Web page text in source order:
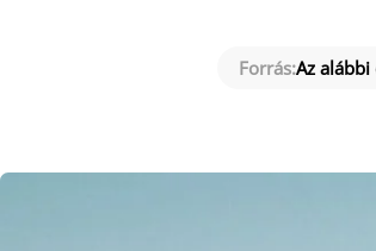
Forrás:Az